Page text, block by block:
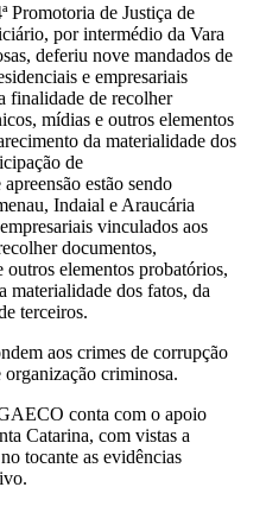
Promotoria de Justiça de
por intermédio da Vara
deferiu nove mandados de
e empresariais
finalidade de recolher
mídias e outros elementos
da materialidade dos
de
estão sendo
Indaial e Araucária
vinculados aos
documentos,
elementos probatórios,
materialidade dos fatos, da
terceiros.
aos crimes de corrupção
criminosa.
conta com o apoio
Catarina, com vistas a
tocante as evidências